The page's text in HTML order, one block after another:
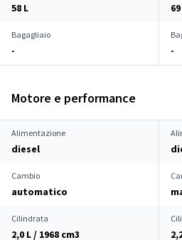
58 L
Bagagliaio
- -
Motore e performance
Alimentazione
diesel
Cambio
automatico
Cilindrata
2,0 L / 1968 cm3